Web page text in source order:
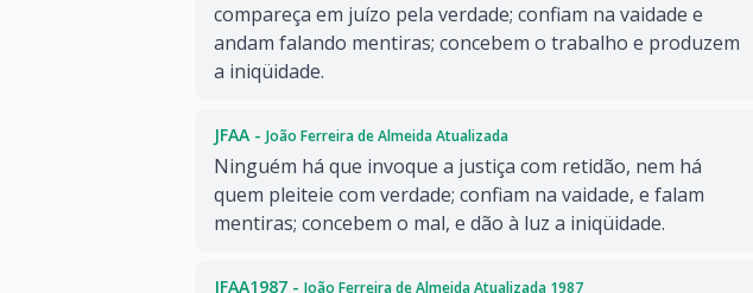
compareça em juízo pela verdade; confiam na vaidade e
andam falando mentiras; concebem o trabalho e produzem
a iniqüidade.
JFAA - João Ferreira de Almeida Atualizada
Ninguém há que invoque a justiça com retidão, nem há
quem pleiteie com verdade; confiam na vaidade, e falam
mentiras; concebem o mal, e dão à luz a iniqüidade.
JFAA1987 - João Ferreira de Almeida Atualizada 1987